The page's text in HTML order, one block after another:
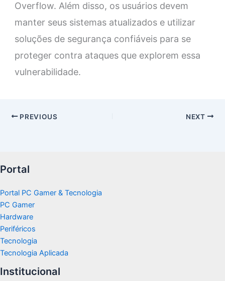
Overflow. Além disso, os usuários devem
manter seus sistemas atualizados e utilizar
soluções de segurança confiáveis para se
proteger contra ataques que explorem essa
vulnerabilidade.
PREVIOUS NEXT
Portal
Portal PC Gamer & Tecnologia
PC Gamer
Hardware
Periféricos
Tecnologia
Tecnologia Aplicada
Institucional